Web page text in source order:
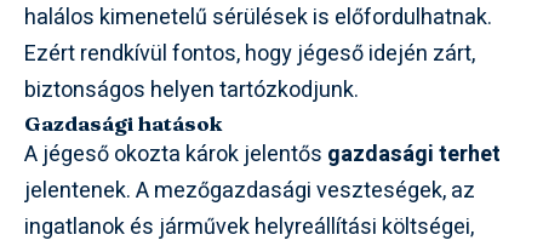
halálos kimenetelű sérülések is előfordulhatnak.
Ezért rendkívül fontos, hogy jégeső idején zárt,
biztonságos helyen tartózkodjunk.
Gazdasági hatások
A jégeső okozta károk jelentős gazdasági terhet
jelentenek. A mezőgazdasági veszteségek, az
ingatlanok és járművek helyreállítási költségei,